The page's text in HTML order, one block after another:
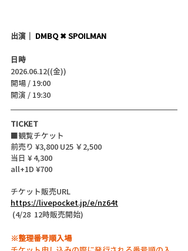
出演｜ DMBQ ✖︎ SPOILMAN
日時
2026.06.12((金))
開場 / 19:00
開演 / 19:30
TICKET
■観覧チケット
前売り ¥3,800 U25 ￥2,500
当日 ¥ 4,300
all+1D ¥700
チケット販売URL
https://livepocket.jp/e/nz64t
(4/28  12時販売開始)
※整理番号順入場